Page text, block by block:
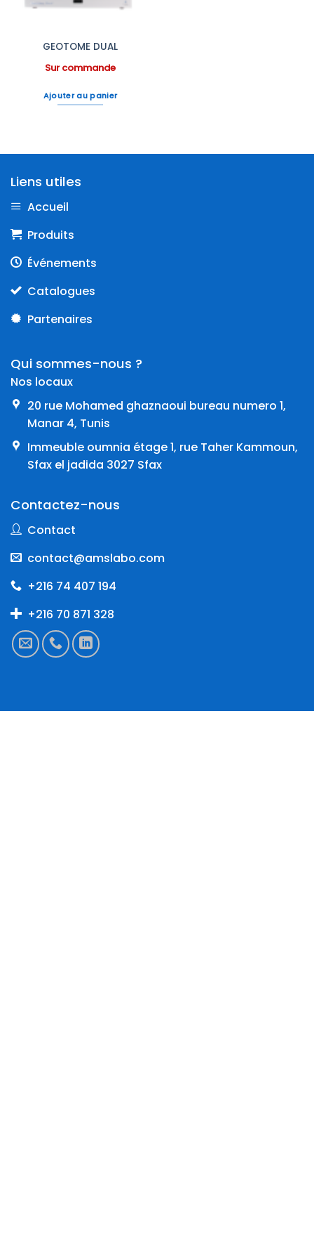
GEOTOME DUAL
Sur commande
Ajouter au panier
Liens utiles
Accueil
Produits
Événements
Catalogues
Partenaires
Qui sommes-nous ?
Nos locaux
20 rue Mohamed ghaznaoui bureau numero 1,
Manar 4, Tunis
Immeuble oumnia étage 1, rue Taher Kammoun,
Sfax el jadida 3027 Sfax
Contactez-nous
Contact
contact@amslabo.com
+216 74 407 194
+216 70 871 328